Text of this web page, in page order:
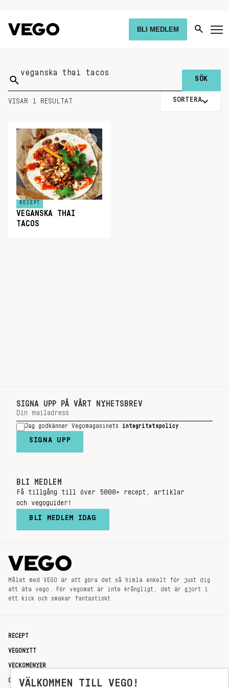
BLI MEDLEM
Sök
på:
VISAR 1 RESULTAT SORTERA
RECEPT
VEGANSKA THAI
TACOS
SIGNA UPP PÅ VÅRT NYHETSBREV
Jag godkänner Vegomagasinets integritetspolicy
SIGNA UPP
BLI MEDLEM
Få tillgång till över 5000+ recept, artiklar
och vegoguider!
BLI MEDLEM IDAG
Målet med VEGO är att göra det så himla enkelt för just dig
att äta vego. För vegomat är inte krångligt, det är gjort i
ett kick och smakar fantastiskt.
RECEPT
VEGONYTT
VECKOMENYER
OM OSSVÄLKOMMEN TILL VEGO!